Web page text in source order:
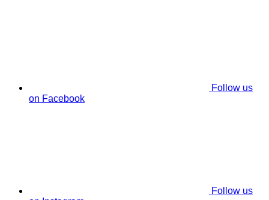
Follow us
on Facebook
Follow us